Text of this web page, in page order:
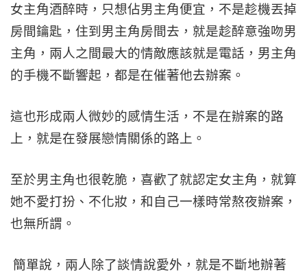
女主角酒醉時，只想佔男主角便宜，不是趁機丟掉
房間鑰匙，住到男主角房間去，就是趁醉意強吻男
主角，兩人之間最大的情敵應該就是電話，男主角
的手機不斷響起，都是在催著他去辦案。
這也形成兩人微妙的感情生活，不是在辦案的路
上，就是在發展戀情關係的路上。
至於男主角也很乾脆，喜歡了就認定女主角，就算
她不愛打扮、不化妝，和自己一樣時常熬夜辦案，
也無所謂。
簡單說，兩人除了談情說愛外，就是不斷地辦著